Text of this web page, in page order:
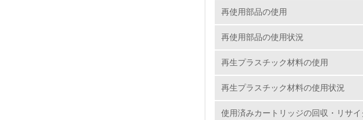
再使用部品の使用
再使用部品の使用状況
再生プラスチック材料の使用
再生プラスチック材料の使用状況
使用済みカートリッジの回収・リサイ